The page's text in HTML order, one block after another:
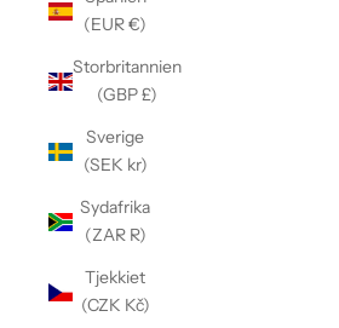
(EUR €)
Storbritannien
(GBP £)
Sverige
(SEK kr)
Sydafrika
(ZAR R)
Tjekkiet
(CZK Kč)